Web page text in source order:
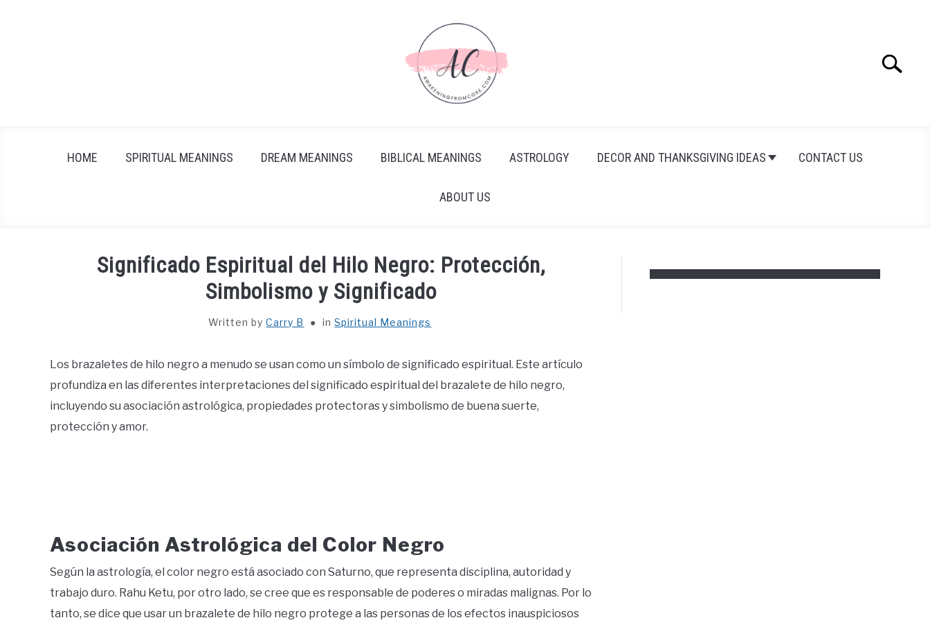
Search
HOME SPIRITUAL MEANINGS DREAM MEANINGS BIBLICAL MEANINGS ASTROLOGY DECOR AND THANKSGIVING IDEAS CONTACT US
ABOUT US
Significado Espiritual del Hilo Negro: Protección,
Simbolismo y Significado
Written byCarry B inSpiritual Meanings
Los brazaletes de hilo negro a menudo se usan como un símbolo de significado espiritual. Este artículo
profundiza en las diferentes interpretaciones del significado espiritual del brazalete de hilo negro,
incluyendo su asociación astrológica, propiedades protectoras y simbolismo de buena suerte,
protección y amor.
Asociación Astrológica del Color Negro
Según la astrología, el color negro está asociado con Saturno, que representa disciplina, autoridad y
trabajo duro. Rahu Ketu, por otro lado, se cree que es responsable de poderes o miradas malignas. Por lo
tanto, se dice que usar un brazalete de hilo negro protege a las personas de los efectos inauspiciosos